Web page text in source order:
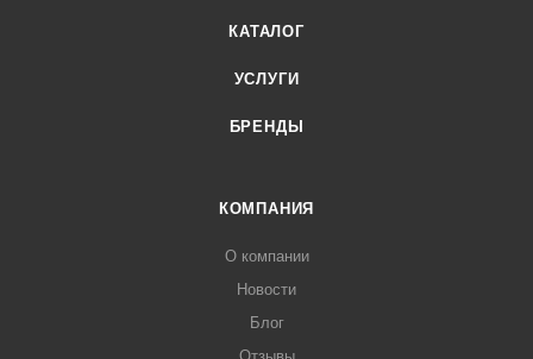
КАТАЛОГ
УСЛУГИ
БРЕНДЫ
КОМПАНИЯ
О компании
Новости
Блог